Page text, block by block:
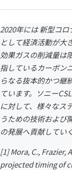
2020年には 新型コ
として経済活動が大
効果ガスの削減量は
指しているカーボン
らなる抜本的かつ継
ています。ソニー
に対して、様々なス
うための技術および
の発展へ貢献してい
[1] Mora, C., Frazier,
projected timing of